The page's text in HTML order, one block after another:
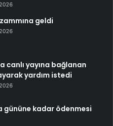
geldi
canlı yayına bağlanan
yardım istedi
gününe kadar ödenmesi